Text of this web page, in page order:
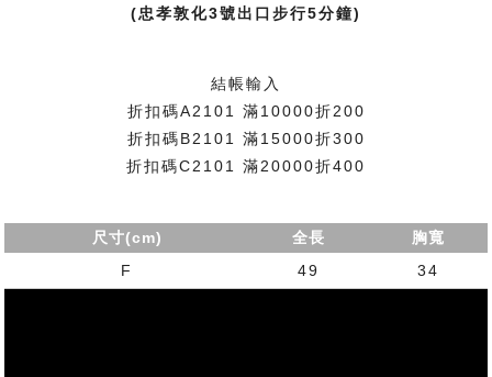
(忠孝敦化3號出口步行5分鐘)
結帳輸入
折扣碼A2101 滿10000折200
折扣碼B2101 滿15000折300
折扣碼C2101 滿20000折400
尺寸(cm) 全長
胸寬
F
49 34